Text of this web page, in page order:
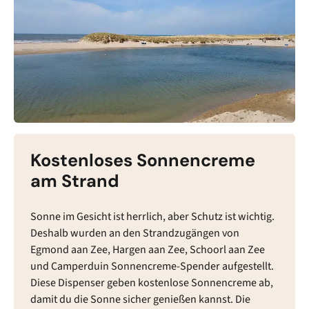
Kostenloses Sonnencreme
am Strand
Sonne im Gesicht ist herrlich, aber Schutz ist wichtig.
Deshalb wurden an den Strandzugängen von
Egmond aan Zee, Hargen aan Zee, Schoorl aan Zee
und Camperduin Sonnencreme-Spender aufgestellt.
Diese Dispenser geben kostenlose Sonnencreme ab,
damit du die Sonne sicher genießen kannst. Die